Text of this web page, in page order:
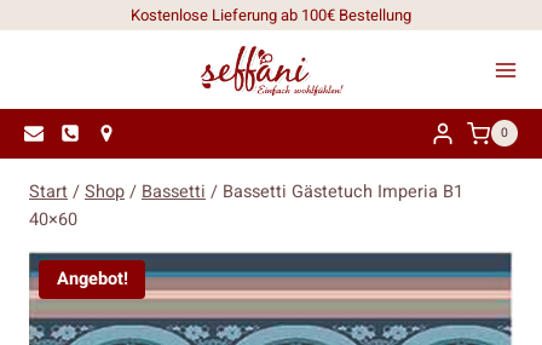
Kostenlose Lieferung ab 100€ Bestellung
0
Start/Shop/ Bassetti / Bassetti Gästetuch Imperia B1
40×60
Angebot!